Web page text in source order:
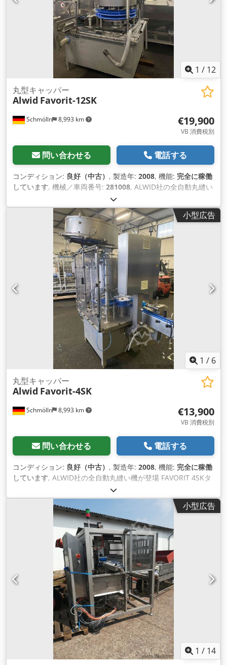
1 / 12
Schmölln 8,993 km
丸型キャッパー
Alwid Favorit-12SK
€19,900
VB 消費税別
問い合わせる 電話する
コンディション: 良好（中古） , 製造年: 2008, 機能: 完全に稼働
しています, 機械／車両番号: 281008, ALWID社の全自動丸縫い
機が登場 タイプ FAVORIT 12SK マシンの詳細: - ステンレス鋼
のデザイン (フレーム、クラッディングなど) Djdpfx
Adjtlrlxjyeck - 全自動クロージャ仕分けとクロージャ供給 - 磁
気カップリングとトルク調整を備えた 12 個のネジ頭 - 機械は
ライン統合に適しています - 生産量: 2,000 ～ 24,000 ボトル/h
- ボトルの高さ: 90 - 300mm - プラスチック製スクリューキャ
ップに適しています (1 つの形式のみが利用可能) 機械ではペッ
トボトル付きのペットボトルのみが使用されました。 スクリュ
ーキャップ加工済み。 この機械は現在使用されていませんが、
手配すれば使用できます。 チューリンゲン州の生産現場を訪問
できます。 寸法を含む機械レイアウトは PDF ドキュメントと
して添付されます。
小型広告
1 / 6
Schmölln 8,993 km
丸型キャッパー
Alwid Favorit-4SK
€13,900
VB 消費税別
問い合わせる 電話する
コンディション: 良好（中古） , 製造年: 2008, 機能: 完全に稼働
しています, ALWID社の全自動丸縫い機が登場 FAVORIT 4SKタ
イプの マシンの詳細: - ステンレス鋼のデザイン (フレーム、ク
ラッディングなど) - 全自動クロージャ仕分けとクロージャ供給
- 磁気カップリングとトルク調整を備えた 4 つのネジ頭 - 機械
はライン統合に適しています - 生産量: 2,000 - 8,000 ボトル/h
- ボトルの高さ: 90 - 300mm - プラスチック製スクリューキャ
ップに適しています (3 つの形式が利用可能) この機械はガラス
やペットボトルをプラスチックで加工するために使用されまし
た スクリューキャップ加工済み。 この機械は現在使用されて
いませんが、手配すれば使用できます。 Dsdjtlttfspfx Adyjck
チューリンゲン州の生産現場を訪問できます。 寸法を含む機械
レイアウトは PDF ドキュメントとして添付されます。
小型広告
1 / 14